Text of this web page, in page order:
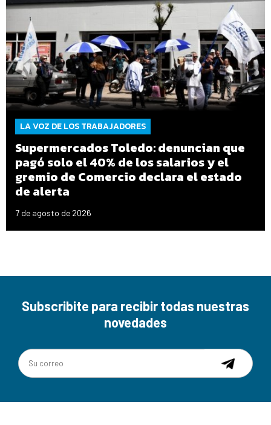
LA VOZ DE LOS TRABAJADORES
Supermercados Toledo: denuncian que
pagó solo el 40% de los salarios y el
gremio de Comercio declara el estado
de alerta
7 de agosto de 2026
Subscribite para recibir todas nuestras
novedades